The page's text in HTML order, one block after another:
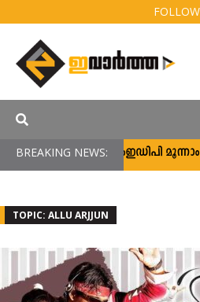
BREAKING NEWS:സി‌എംഇഡിപി മൂന്നാം
TOPIC: ALLU ARJJUN